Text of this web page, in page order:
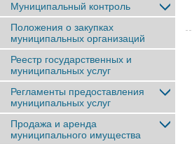
Муниципальный контроль
Положения о закупках
муниципальных организаций
Реестр государственных и
муниципальных услуг
Регламенты предоставления
муниципальных услуг
Продажа и аренда
муниципального имущества